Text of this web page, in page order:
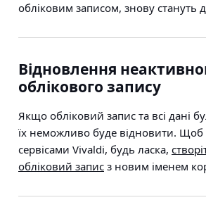
обліковим записом, знову стануть
Відновлення
облікового запису
Якщо обліковий запис та всі дані
їх неможливо буде відновити. Щоб
сервісами Vivaldi, будь ласка,
обліковий запис з новим іменем